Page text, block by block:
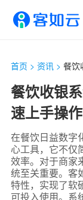
首页 > 资讯> 餐饮
餐饮收银
速上手操作
在餐饮日益数字
心工具，它不仅
效率。对于商家
统至关重要。客
特性，实现了软
可投入使用。系